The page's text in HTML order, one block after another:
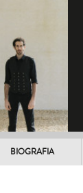
BIOGRAFIA